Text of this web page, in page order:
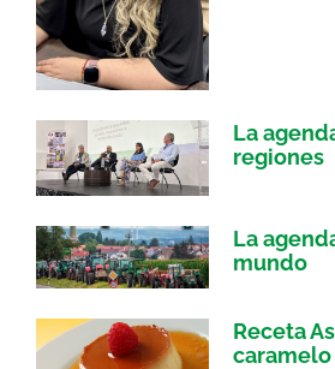
La
regiones
La
mundo
Receta
caramelo